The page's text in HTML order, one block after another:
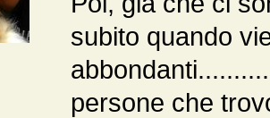
subito quando
persone che